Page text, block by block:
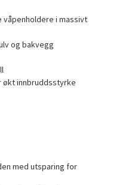
våpenholdere i massivt
og bakvegg
innbruddsstyrke
med utsparing for